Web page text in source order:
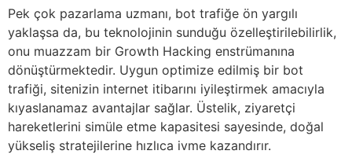
Pek çok pazarlama uzmanı, bot trafiğe ön yargılı
yaklaşsa da, bu teknolojinin sunduğu özelleştirilebilirlik,
onu muazzam bir Growth Hacking enstrümanına
dönüştürmektedir. Uygun optimize edilmiş bir bot
trafiği, sitenizin internet itibarını iyileştirmek amacıyla
kıyaslanamaz avantajlar sağlar. Üstelik, ziyaretçi
hareketlerini simüle etme kapasitesi sayesinde, doğal
yükseliş stratejilerine hızlıca ivme kazandırır.